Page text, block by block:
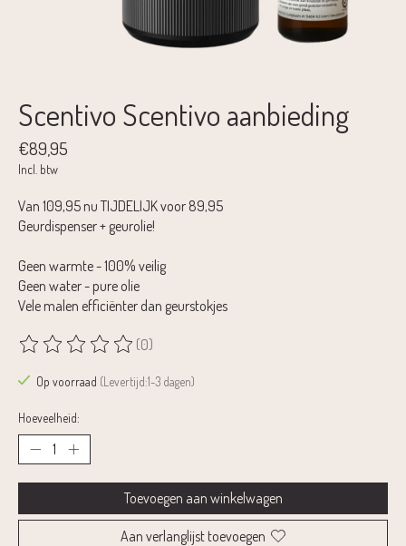
Scentivo Scentivo aanbieding
€89,95
Incl. btw
Van 109,95 nu TIJDELIJK voor 89,95
Geurdispenser + geurolie!
Geen warmte - 100% veilig
Geen water - pure olie
Vele malen efficiënter dan geurstokjes
De beoordeling van dit product is
(0)
Op voorraad (Levertijd:1-3 dagen)
Hoeveelheid:
Toevoegen aan winkelwagen
Aan verlanglijst toevoegen